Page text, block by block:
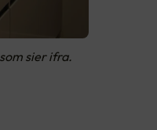
sier ifra.